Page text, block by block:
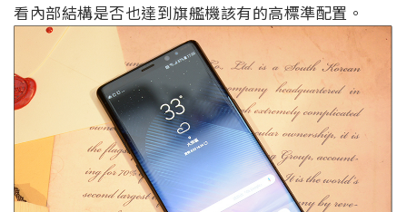
看內部結構是否也達到旗艦機該有的高標準配置。